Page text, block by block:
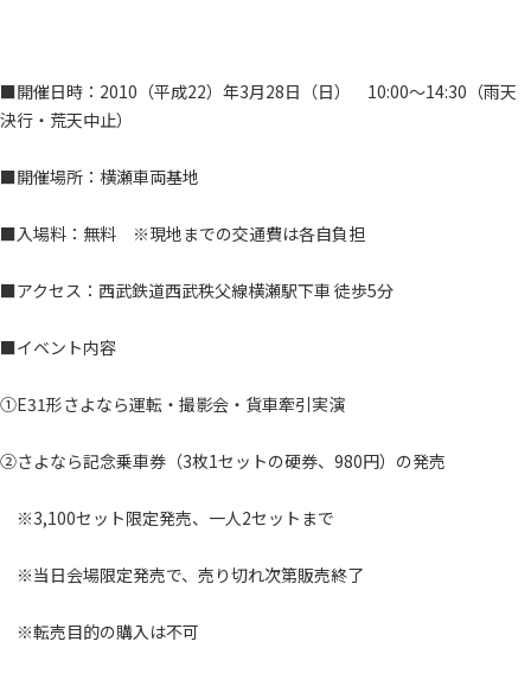
■開催日時：2010（平成22）年3月28日（日） 10:00～14:30（雨天
決行・荒天中止）
■開催場所：横瀬車両基地
■入場料：無料 ※現地までの交通費は各自負担
■アクセス：西武鉄道西武秩父線横瀬駅下車 徒歩5分
■イベント内容
①E31形さよなら運転・撮影会・貨車牽引実演
②さよなら記念乗車券（3枚1セットの硬券、980円）の発売
※3,100セット限定発売、一人2セットまで
※当日会場限定発売で、売り切れ次第販売終了
※転売目的の購入は不可